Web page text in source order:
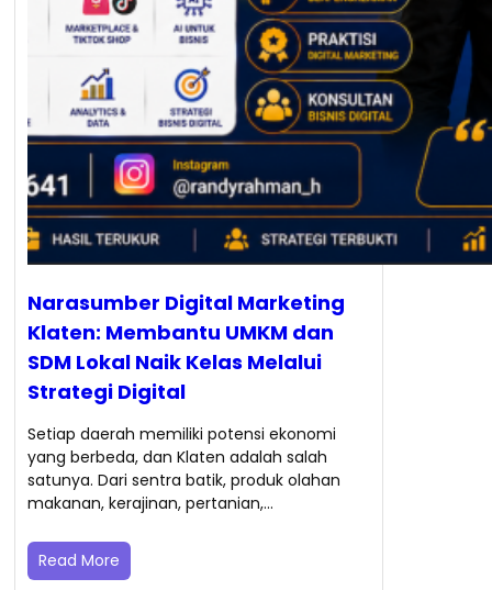
Narasumber Digital Marketing
Klaten: Membantu UMKM dan
SDM Lokal Naik Kelas Melalui
Strategi Digital
Setiap daerah memiliki potensi ekonomi
yang berbeda, dan Klaten adalah salah
satunya. Dari sentra batik, produk olahan
makanan, kerajinan, pertanian,…
Read More